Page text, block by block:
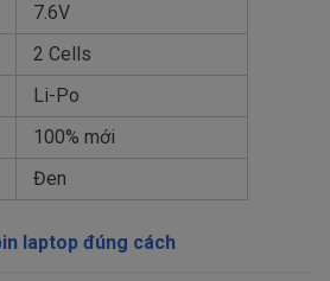
7.6V
2 Cells
Li-Po
100% mới
Đen
laptop đúng cách